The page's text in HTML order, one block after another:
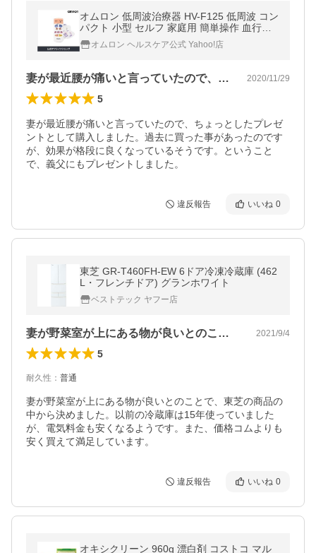
オムロン 低周波治療器 HV-F125 低周波 コン
パクト 小型 セルフ 家庭用 簡単操作 血行促
進 ひざ 肩 腰 ひ じ 疲労回復 筋肉 関節 ふく
らはぎ 肩こり 腰痛 こり
オムロン ヘルスケア公式 Yahoo!店
妻が最近腰が痛いと言っていたので、ちょ… 2020/11/29
5
妻が最近腰が痛いと言っていたので、ちょっとしたプレゼ
ントとして購入しました。過去に買った事があったのです
が、効果が格段に良くなっているそうです。ということ
で、義父にもプレゼントしました。
違反報告 いいね 0
東芝 GR-T460FH-EW 6ドア冷凍冷蔵庫 (462
L・フレンチドア) グランホワイト
ベストテック ヤフー店
妻が野菜室が上にある物が良いとのことで… 2021/9/4
5
耐久性 ： 普通
妻が野菜室が上にある物が良いとのことで、東芝の商品の
中から決めました。以前の冷蔵庫は15年使っていました
が、電気料金も安くなるようです。また、価格コムよりも
安く買えて満足しています。
違反報告 いいね 0
オキシクリーン 960g 漂白剤 コストコ マル